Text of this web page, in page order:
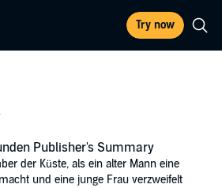
Try now
Publisher's Summary
der Küste, als ein alter Mann eine
und eine junge Frau verzweifelt